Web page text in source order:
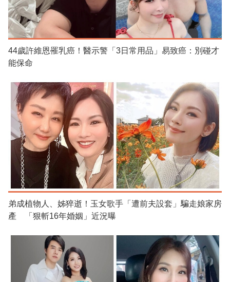
44歲許維恩罹乳癌！醫示警「3日常用品」易致癌：別碰才
能保命
弟成植物人、姊猝逝！玉女歌手「遭前夫設套」騙走娘家房
產 「狠斬16年婚姻」近況曝